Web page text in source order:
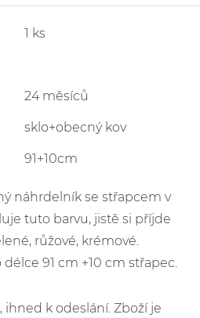
1 ks
24 měsíců
sklo+obecný kov
91+10cm
náhrdelník se střapcem v
tuto barvu, jistě si příjde
růžové, krémové.
91 cm +10 cm střapec.
k odeslání. Zboží je